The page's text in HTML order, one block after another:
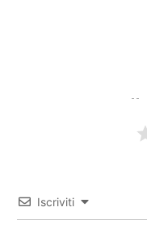
Iscriviti